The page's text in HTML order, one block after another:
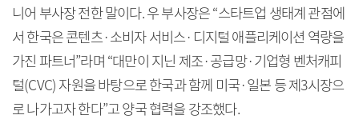
니어 부사장 전한 말이다. 우 부사장은 “스타트업 생태계 관점에
서 한국은 콘텐츠·소비자 서비스·디지털 애플리케이션 역량을
가진 파트너”라며 “대만이 지닌 제조·공급망·기업형 벤처캐피
털(CVC) 자원을 바탕으로 한국과 함께 미국·일본 등 제3시장으
로 나가고자 한다”고 양국 협력을 강조했다.